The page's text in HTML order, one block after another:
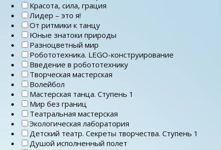
Красота, сила, грация
Лидер – это я!
От ритмики к танцу
Юные знатоки природы
Разноцветный мир
Робототехника. LEGO-конструирование
Введение в робототехнику
Творческая мастерская
Волейбол
Мастерская танца. Ступень 1
Мир без границ
Театральная мастерская
Экологическая лаборатория
Детский театр. Секреты творчества. Ступень 1
Душой исполненный полет